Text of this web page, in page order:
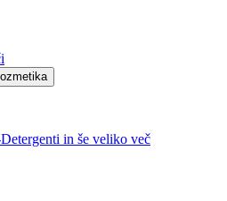
in še veliko več